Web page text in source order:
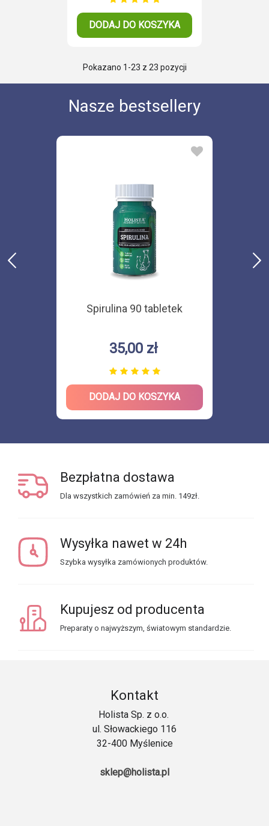
DODAJ DO KOSZYKA
Pokazano 1 -23 z 23 pozycji
Nasze bestsellery
Spirulina 90 tabletek
35,00 zł
DODAJ DO KOSZYKA
Bezpłatna dostawa
Dla wszystkich zamówień za min. 149zł.
Wysyłka nawet w 24h
Szybka wysyłka zamówionych produktów.
Kupujesz od producenta
Preparaty o najwyższym, światowym standardzie.
Kontakt
Holista Sp. z o.o.
ul. Słowackiego 116
32-400 Myślenice
sklep@holista.pl